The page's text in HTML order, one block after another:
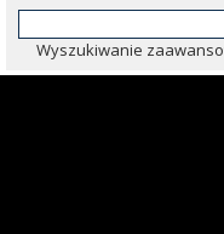
Wyszukiwanie